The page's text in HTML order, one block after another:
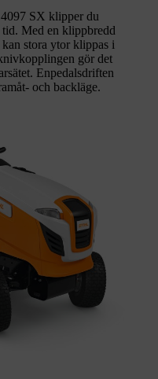
SX klipper du
Med en klippbredd
stora ytor klippas i
gör det
Enpedalsdriften
och backläge.